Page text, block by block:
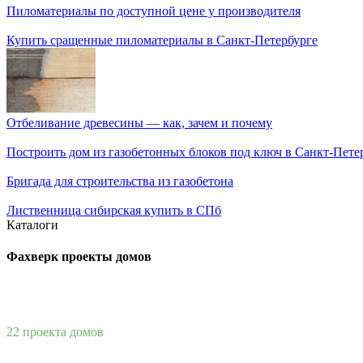
Пиломатериалы по доступной цене у производителя
Купить сращенные пиломатериалы в Санкт-Петербурге
Отбеливание древесины — как, зачем и почему
Построить дом из газобетонных блоков под ключ в Санкт-
Бригада для строительства из газобетона
Лиственница сибирская купить в СПб
Каталоги
Фахверк проекты домов
22 проекта домов